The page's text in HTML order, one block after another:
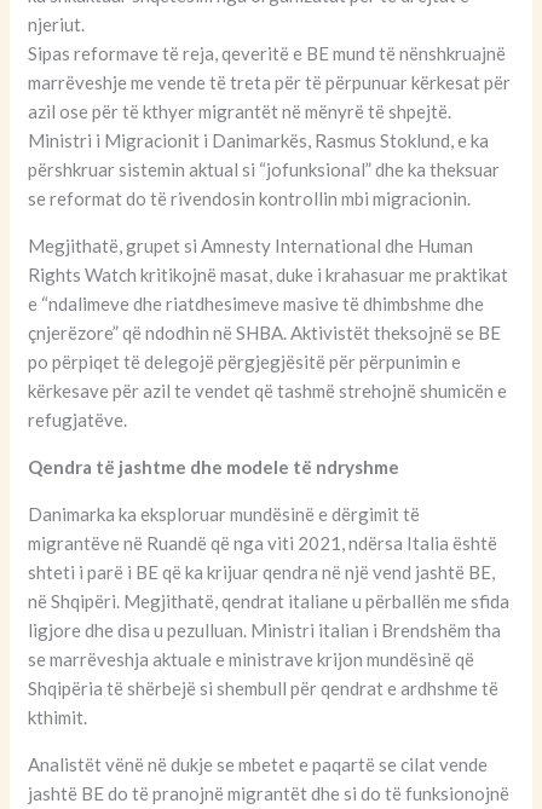
njeriut.
Sipas reformave të reja, qeveritë e BE mund të nënshkruajnë
marrëveshje me vende të treta për të përpunuar kërkesat për
azil ose për të kthyer migrantët në mënyrë të shpejtë.
Ministri i Migracionit i Danimarkës, Rasmus Stoklund, e ka
përshkruar sistemin aktual si “jofunksional” dhe ka theksuar
se reformat do të rivendosin kontrollin mbi migracionin.
Megjithatë, grupet si Amnesty International dhe Human
Rights Watch kritikojnë masat, duke i krahasuar me praktikat
e “ndalimeve dhe riatdhesimeve masive të dhimbshme dhe
çnjerëzore” që ndodhin në SHBA. Aktivistët theksojnë se BE
po përpiqet të delegojë përgjegjësitë për përpunimin e
kërkesave për azil te vendet që tashmë strehojnë shumicën e
refugjatëve.
Qendra të jashtme dhe modele të ndryshme
Danimarka ka eksploruar mundësinë e dërgimit të
migrantëve në Ruandë që nga viti 2021, ndërsa Italia është
shteti i parë i BE që ka krijuar qendra në një vend jashtë BE,
në Shqipëri. Megjithatë, qendrat italiane u përballën me sfida
ligjore dhe disa u pezulluan. Ministri italian i Brendshëm tha
se marrëveshja aktuale e ministrave krijon mundësinë që
Shqipëria të shërbejë si shembull për qendrat e ardhshme të
kthimit.
Analistët vënë në dukje se mbetet e paqartë se cilat vende
jashtë BE do të pranojnë migrantët dhe si do të funksionojnë